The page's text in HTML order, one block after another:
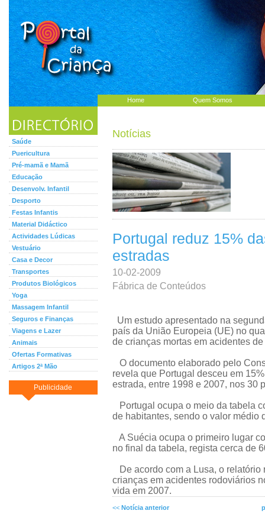
Home Quem Somos
Saúde
Puericultura
Pré-mamã e Mamã
Educação
Desenvolv. Infantil
Desporto
Festas Infantis
Material Didáctico
Actividades Lúdicas
Vestuário
Casa e Decor
Transportes
Produtos Biológicos
Yoga
Massagem Infantil
Seguros e Finanças
Viagens e Lazer
Animais
Ofertas Formativas
Artigos 2ª Mão
Publicidade
Notícias
Portugal reduz 15%
estradas
10-02-2009
Fábrica de Conteúdos
Um estudo apresentado na
país da União Europeia (UE) no
de crianças mortas em acidentes
O documento elaborado pelo
revela que Portugal desceu em
estrada, entre 1998 e 2007, nos 30
Portugal ocupa o meio da tabela
de habitantes, sendo o valor médio
A Suécia ocupa o primeiro lugar
no final da tabela, regista cerca de
De acordo com a Lusa, o relatório
crianças em acidentes rodoviários
vida em 2007.
<< Notícia anterior